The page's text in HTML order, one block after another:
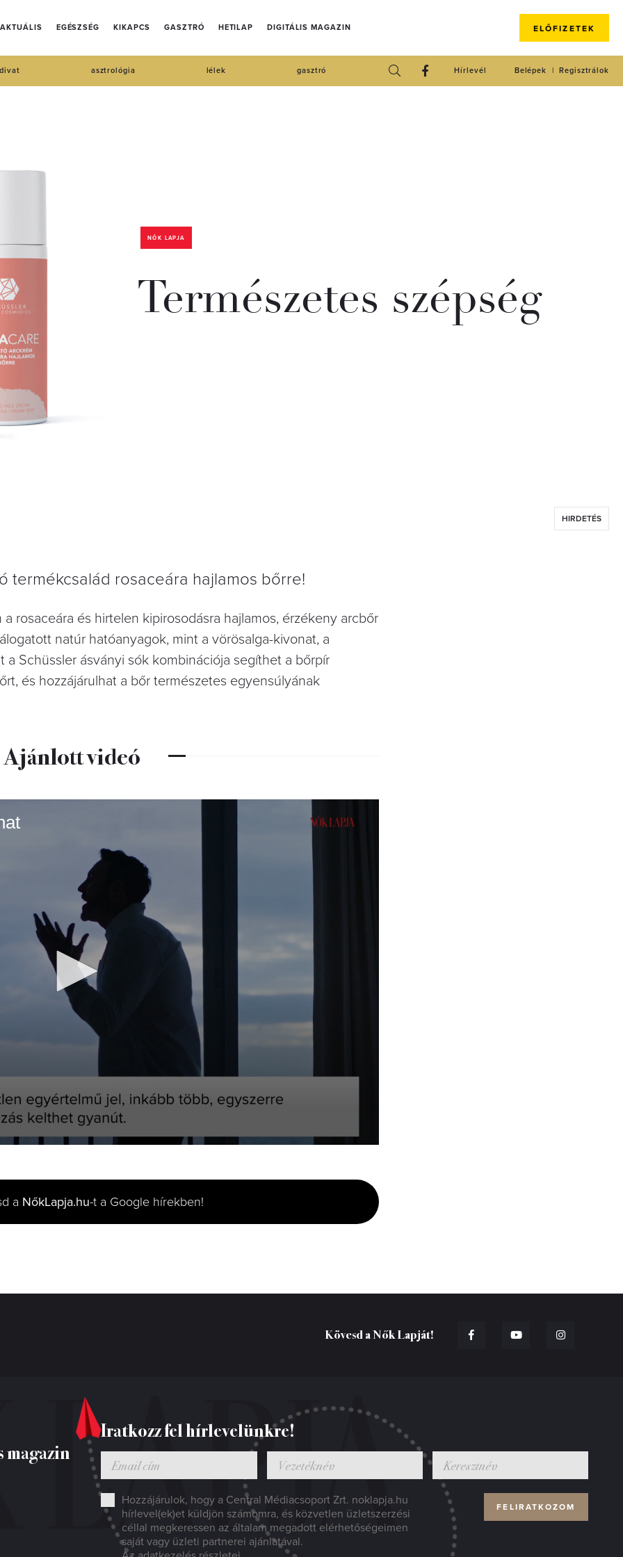
AKTUÁLIS EGÉSZSÉG KIKAPCS GASZTRÓ HETILAP DIGITÁLIS MAGAZIN ELŐFIZETEK
divat asztrológia lélek gasztró Regisztrálok
Belépek
Hírlevél
NŐK LAPJA
Természetes szépség
HIRDETÉS
termékcsalád rosaceára hajlamos bőrre!
rosaceára és hirtelen kipirosodásra hajlamos, érzékeny arcbőr
natúr hatóanyagok, mint a vörösalga-kivonat, a
a Schüssler ásványi sók kombinációja segíthet a bőrpír
és hozzájárulhat a bőr természetes egyensúlyának
Ajánlott videó
a NőkLapja.hu-t a Google hírekben!
Kövesd a Nők Lapját!
Iratkozz fel hírlevelünkre!
Hozzájárulok, hogy a Central Médiacsoport Zrt. noklapja.hu
hírlevel(ek)et küldjön számomra, és közvetlen üzletszerzési
céllal megkeressen az általam megadott elérhetőségeimen
saját vagy üzleti partnerei ajánlatával.